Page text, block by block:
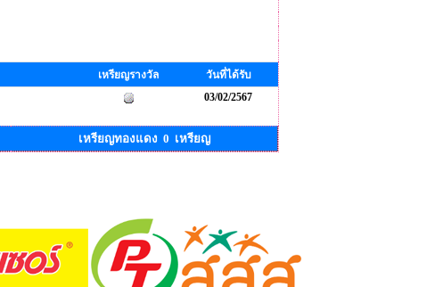
เหรียญรางวัล
วันที่ได้รับ
03/02/2567
เหรียญทองแดง 0 เหรียญ